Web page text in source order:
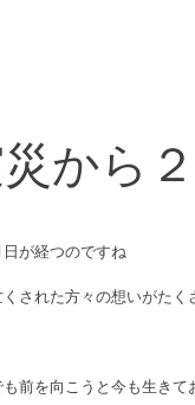
から
が経つのですね
された方々の想いがたく
前を向こうと今も生きて